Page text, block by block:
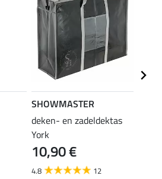
SHOWMASTER
deken- en zadeldektas
York
10,90 €
4.8 12